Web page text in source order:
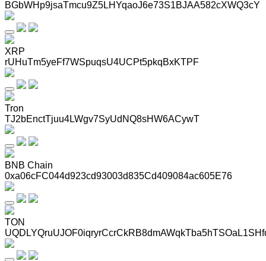
BGbWHp9jsaTmcu9Z5LHYqaoJ6e73S1BJAA582cXWQ3cY
XRP
rUHuTm5yeFf7WSpuqsU4UCPt5pkqBxKTPF
Tron
TJ2bEnctTjuu4LWgv7SyUdNQ8sHW6ACywT
BNB Chain
0xa06cFC044d923cd93003d835Cd409084ac605E76
TON